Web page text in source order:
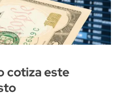
cotiza este